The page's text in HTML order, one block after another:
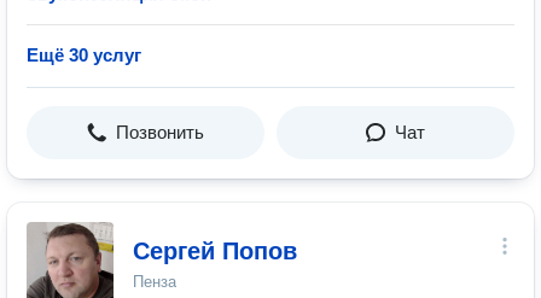
Ещё 30 услуг
Позвонить Чат
Сергей Попов
Пенза